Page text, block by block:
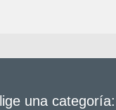
una categoría: